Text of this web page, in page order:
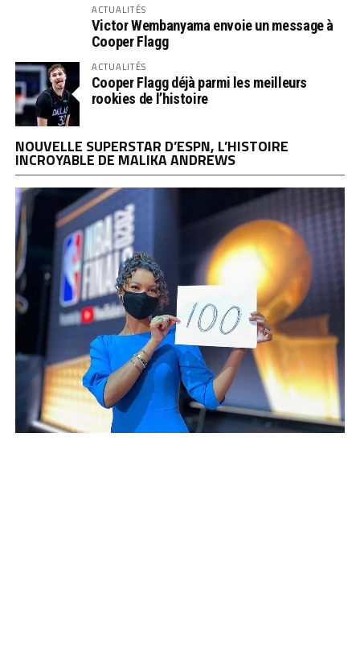
ACTUALITÉS
Victor Wembanyama envoie un message à
Cooper Flagg
ACTUALITÉS
Cooper Flagg déjà parmi les meilleurs
rookies de l’histoire
NOUVELLE SUPERSTAR D’ESPN, L’HISTOIRE
INCROYABLE DE MALIKA ANDREWS